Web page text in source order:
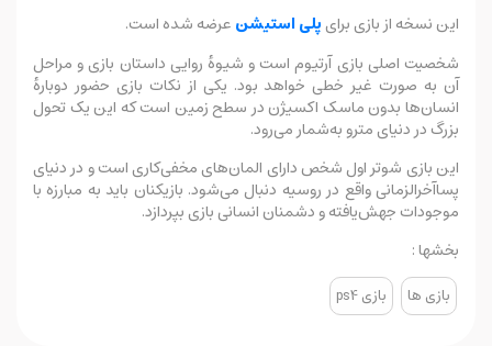
این نسخه از بازی برایپلی استیشن عرضه شده است.
شخصیت اصلی بازی آرتیوم است و شیوهٔ روایی داستان بازی و مراحل
آن به صورت غیر خطی خواهد بود. یکی از نکات بازی حضور دوبارهٔ
انسان‌ها بدون ماسک اکسیژن در سطح زمین است که این یک تحول
بزرگ در دنیای مترو به‌شمار می‌رود.
این بازی شوتر اول شخص دارای المان‌های مخفی‌کاری است و در دنیای
پساآخرالزمانی واقع در روسیه دنبال می‌شود. بازیکنان باید به مبارزه با
موجودات جهش‌یافته و دشمنان انسانی بازی بپردازد.
بخشها :
بازی ها بازی ps4